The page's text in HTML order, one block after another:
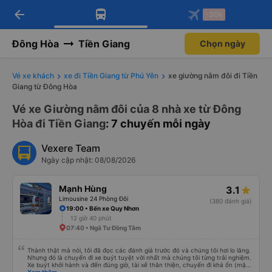
Tải app Vexere ngay!
Nhận ưu đãi thành viên độc
Mở app
Tải app Vexere
-30k/ghế khi đặt vé máy bay qua
Mở app
arrow_back -30k
Đông Hòa Tiền Giang Chọn ngày
Vé xe khách xe đi Tiền Giang từ Phú Yên
xe giường nằm đôi đi Tiền
Giang từ Đông Hòa
Vé xe Giường nằm đôi của 8 nhà xe từ Đông
Hòa đi Tiền Giang: 7 chuyến mỗi ngày
Vexere Team
Ngày cập nhật: 08/08/2026
Mạnh Hùng
Limousine 24 Phòng Đôi
3.1
(380 đánh giá)
19:00 • Bến xe Quy Nhơn
12 giờ 40 phút
07:40 • Ngã Tư Đồng Tâm
Thành thật mà nói, tôi đã đọc các đánh giá trước đó và chúng tôi hơi lo lắng.
Nhưng đó là chuyến đi xe buýt tuyệt vời nhất mà chúng tôi từng trải nghiệm.
Xe buýt khởi hành và đến đúng giờ, tài xế thân thiện, chuyến đi khá ổn (mặc